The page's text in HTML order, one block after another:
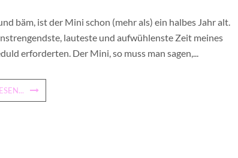
bäm, ist der Mini schon (mehr als) ein halbes Jahr alt.
lauteste und aufwühlenste Zeit meines
erforderten. Der Mini, so muss man sagen,...